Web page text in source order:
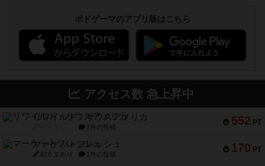
ボドゲーマのアプリ版はこちら
アクセス数 急上昇中
552 PT
リワイルド：サウスアメリカ
2件の投稿
170 PT
マーケットフレッシュ
紹介文あり 1件の投稿